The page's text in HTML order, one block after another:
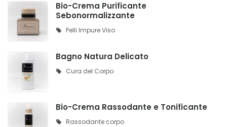
Bio-Crema Purificante
Sebonormalizzante
Pelli Impure Viso
Bagno Natura Delicato
Cura del Corpo
Bio-Crema Rassodante e Tonificante
Rassodante corpo